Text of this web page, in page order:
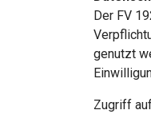
Der FV
genutzt
Zugriff